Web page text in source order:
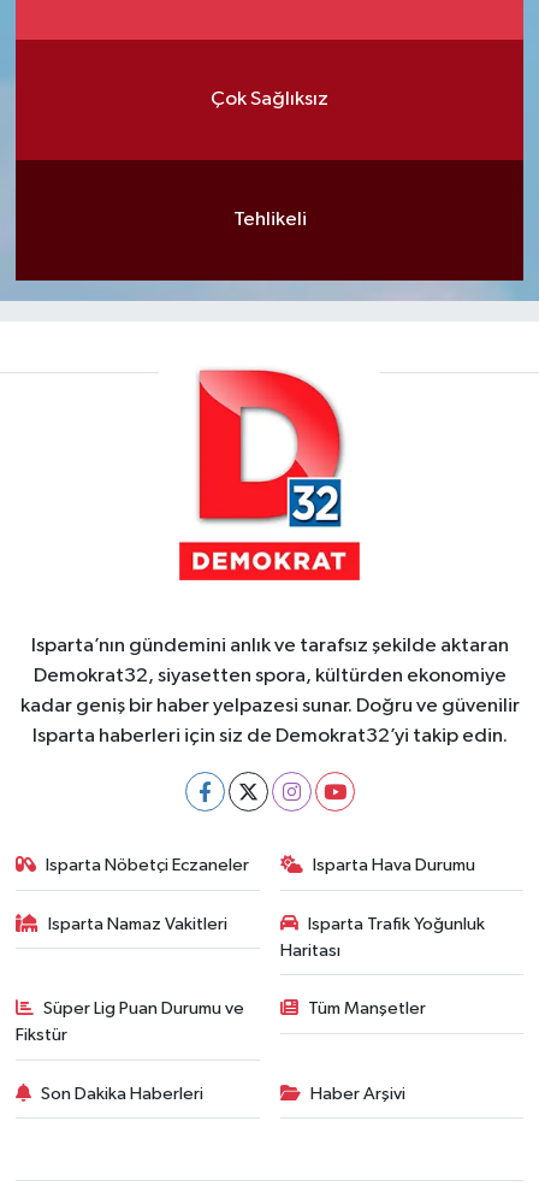
Çok Sağlıksız
Tehlikeli
Isparta’nın gündemini anlık ve tarafsız şekilde aktaran
Demokrat32, siyasetten spora, kültürden ekonomiye
kadar geniş bir haber yelpazesi sunar. Doğru ve güvenilir
Isparta haberleri için siz de Demokrat32’yi takip edin.
Isparta Nöbetçi Eczaneler Isparta Hava Durumu
Isparta Namaz Vakitleri
Isparta Trafik Yoğunluk
Haritası
Süper Lig Puan Durumu ve
Fikstür
Tüm Manşetler
Son Dakika Haberleri Haber Arşivi